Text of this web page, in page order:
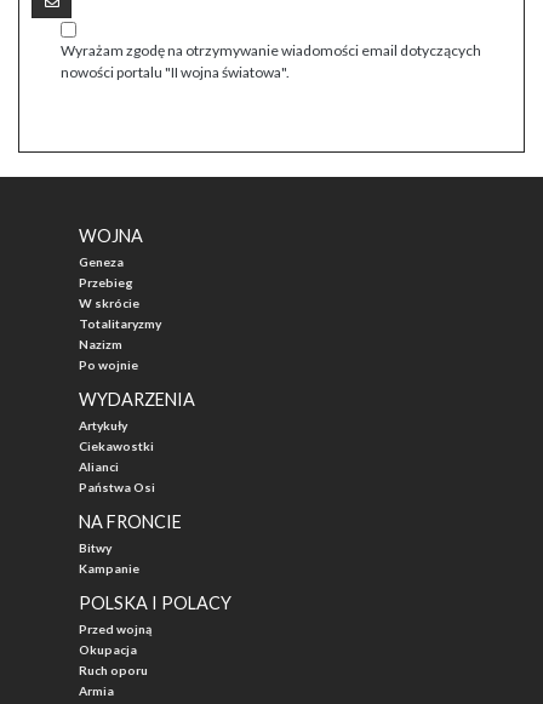
Wyrażam zgodę na otrzymywanie wiadomości email dotyczących
nowości portalu "II wojna światowa".
WOJNA
Geneza
Przebieg
W skrócie
Totalitaryzmy
Nazizm
Po wojnie
WYDARZENIA
Artykuły
Ciekawostki
Alianci
Państwa Osi
NA FRONCIE
Bitwy
Kampanie
POLSKA I POLACY
Przed wojną
Okupacja
Ruch oporu
Armia